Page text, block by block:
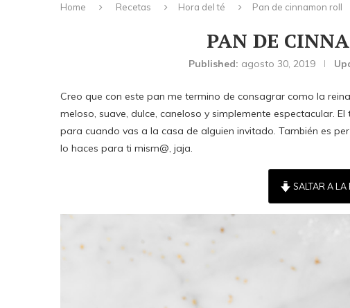
Home Recetas Hora del té Pan de cinnamon roll
PAN DE
Published: agosto 30, 2019
Creo que con este pan me termino de consagrar como la
meloso, suave, dulce, caneloso y simplemente espectacular.
para cuando vas a la casa de alguien invitado. También es
lo haces para ti mism@, jaja.
SALTAR A LA